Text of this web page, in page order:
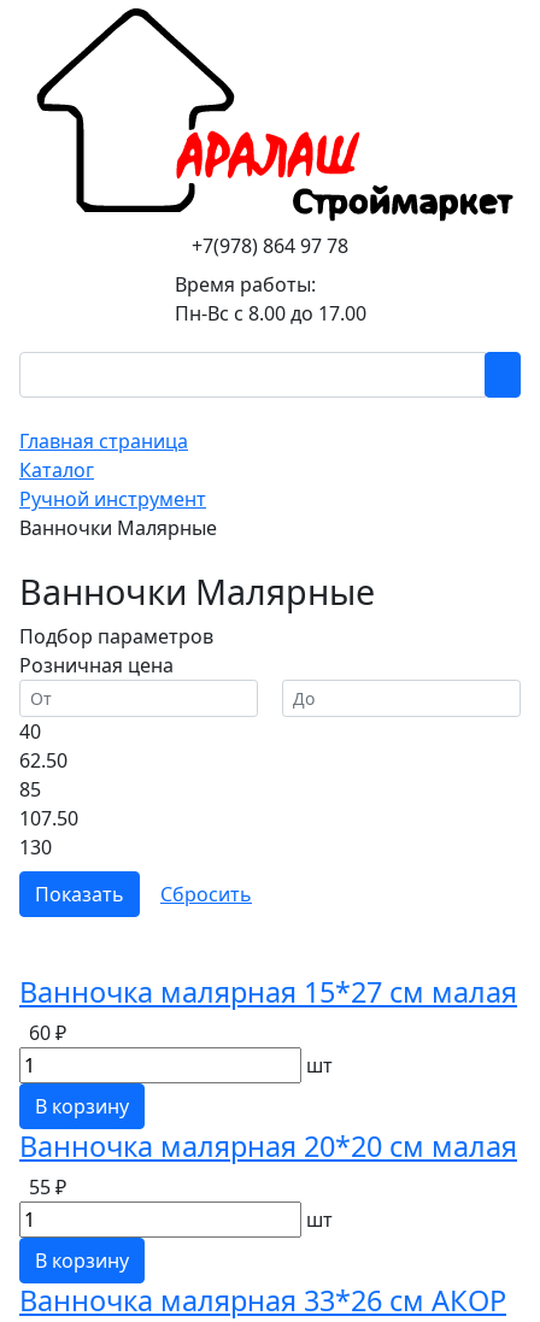
+7(978) 864 97 78
Время работы:
Пн-Вс с 8.00 до 17.00
Главная страница
Каталог
Ручной инструмент
Ванночки Малярные
Ванночки Малярные
Подбор параметров
Розничная цена
40
62.50
85
107.50
130
Ванночка малярная 15*27 см малая
60 ₽
шт
В корзину
Ванночка малярная 20*20 см малая
55 ₽
шт
В корзину
Ванночка малярная 33*26 см АКОР